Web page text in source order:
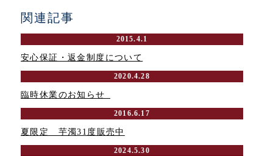
関連記事
2015.4.1
安心保証・返金制度について
2020.4.28
臨時休業のお知らせ_
2016.6.17
夏限定 芋濁31度販売中
2024.5.30